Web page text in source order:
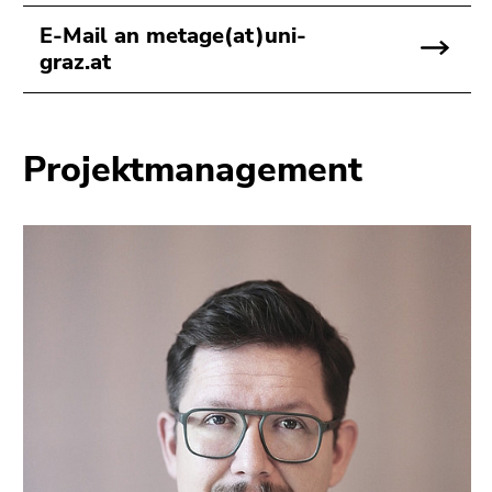
E-Mail an metage(at)uni-
graz.at
Projektmanagement